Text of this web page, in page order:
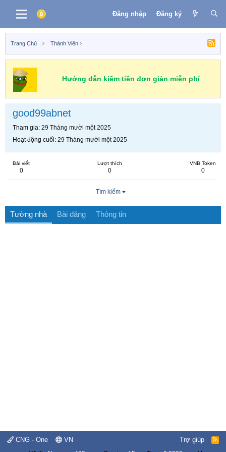
Đăng nhập Đăng ký
Trang Chủ Thành Viên
Hướng dẫn kiếm tiền đơn giản miễn phí
good99abnet
Tham gia 29 Tháng mười một 2025
Hoạt động cuối 29 Tháng mười một 2025
Bài viết
0
Lượt thích
0
VNB Token
0
Tìm kiếm
Tường nhà Bài đăng Thông tin
CNG - One VN Trợ giúp
R